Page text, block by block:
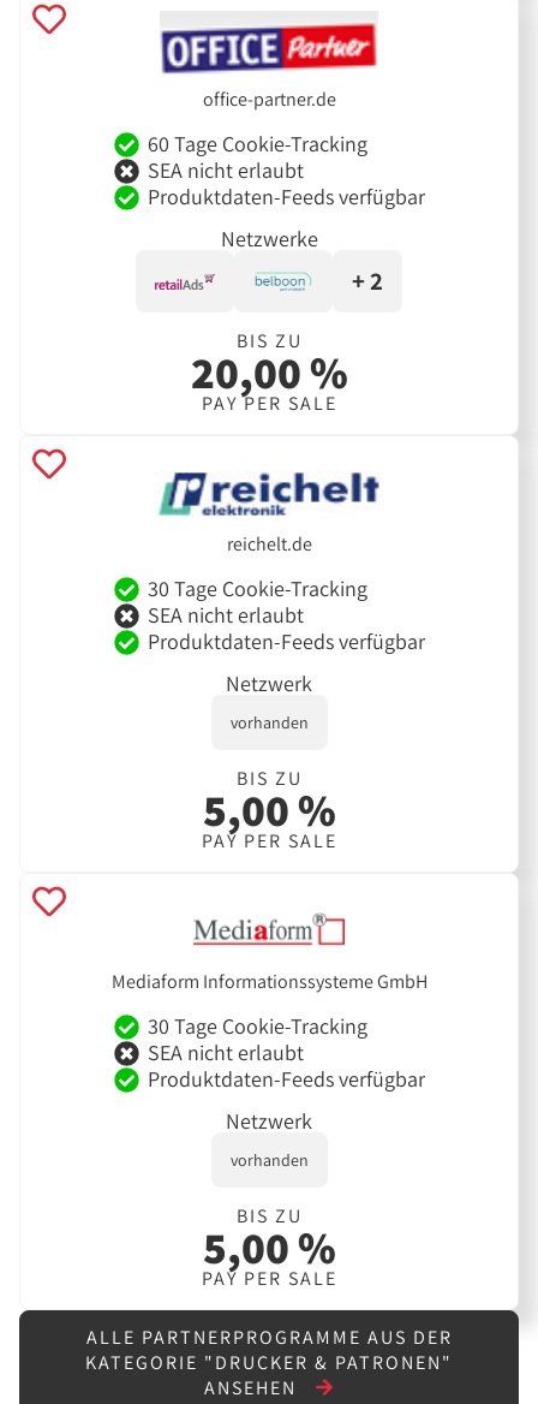
office-partner.de
60 Tage Cookie-Tracking
SEA nicht erlaubt
Produktdaten-Feeds verfügbar
Netzwerke
+ 2
BIS ZU
20,00 %
PAY PER SALE
reichelt.de
30 Tage Cookie-Tracking
SEA nicht erlaubt
Produktdaten-Feeds verfügbar
Netzwerk
vorhanden
BIS ZU
5,00 %
PAY PER SALE
Mediaform Informationssysteme GmbH
30 Tage Cookie-Tracking
SEA nicht erlaubt
Produktdaten-Feeds verfügbar
Netzwerk
vorhanden
BIS ZU
5,00 %
PAY PER SALE
ALLE PARTNERPROGRAMME AUS DER
KATEGORIE "DRUCKER & PATRONEN"
ANSEHEN